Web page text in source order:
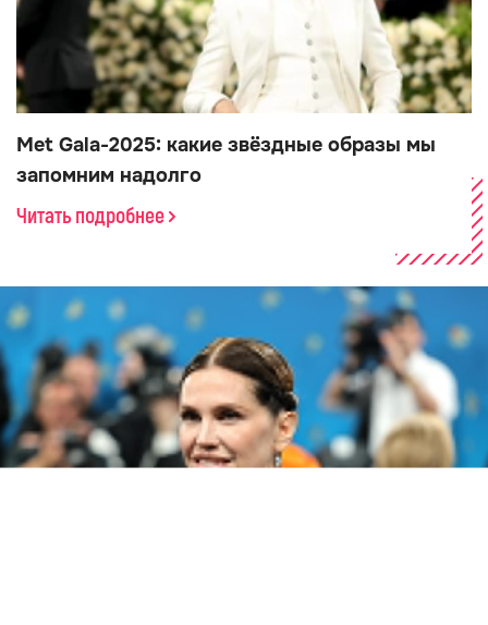
Met Gala-2025: какие звёздные образы мы
запомним надолго
Читать подробнее